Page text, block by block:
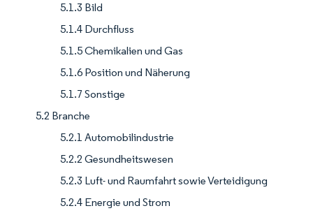
5.1.3 Bild
5.1.4 Durchfluss
5.1.5 Chemikalien und Gas
5.1.6 Position und Näherung
5.1.7 Sonstige
5.2 Branche
5.2.1 Automobilindustrie
5.2.2 Gesundheitswesen
5.2.3 Luft- und Raumfahrt sowie Verteidigung
5.2.4 Energie und Strom